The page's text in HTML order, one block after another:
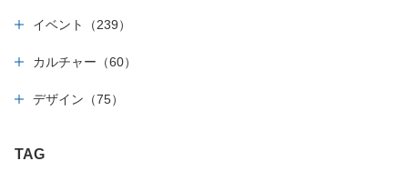
イベント（239）
カルチャー（60）
デザイン（75）
TAG